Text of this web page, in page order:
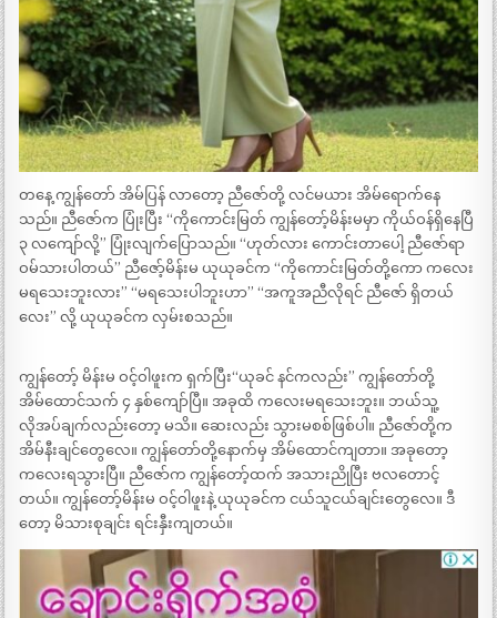
တနေ့ ကျွန်တော် အိမ်ပြန် လာတော့ ညီဇော်တို့ လင်မယား အိမ်ရောက်နေ
သည်။ ညီဇော်က ပြုံးပြီး “ကိုကောင်းမြတ် ကျွန်တော့်မိန်းမမှာ ကိုယ်ဝန်ရှိနေပြီ
၃ လကျော်လို့” ပြုံးလျက်ပြောသည်။ “ဟုတ်လား ကောင်းတာပေါ့ ညီဇော်ရာ
ဝမ်သားပါတယ်” ညီဇော့်မိန်းမ ယုယုခင်က “ကိုကောင်းမြတ်တို့ကော ကလေး
မရသေးဘူးလား” “မရသေးပါဘူးဟာ” “အကူအညီလိုရင် ညီဇော် ရှိတယ်
လေး” လို့ ယုယုခင်က လှမ်းစသည်။
ကျွန်တော့် မိန်းမ ဝင့်ဝါဖူးက ရှက်ပြီး“ယုခင် နင်ကလည်း” ကျွန်တော်တို့
အိမ်ထောင်သက် ၄ နှစ်ကျော်ပြီ။ အခုထိ ကလေးမရသေးဘူး။ ဘယ်သူ့
လိုအပ်ချက်လည်းတော့ မသိ။ ဆေးလည်း သွားမစစ်ဖြစ်ပါ။ ညီဇော်တို့က
အိမ်နီးချင်တွေလေ။ ကျွန်တော်တို့နောက်မှ အိမ်ထောင်ကျတာ။ အခုတော့
ကလေးရသွားပြီ။ ညီဇော်က ကျွန်တော့်ထက် အသားညိုပြီး ဗလတောင့်
တယ်။ ကျွန်တော့်မိန်းမ ဝင့်ဝါဖူးနဲ့ ယုယုခင်က ငယ်သူငယ်ချင်းတွေလေ။ ဒီ
တော့ မိသားစုချင်း ရင်းနှီးကျတယ်။